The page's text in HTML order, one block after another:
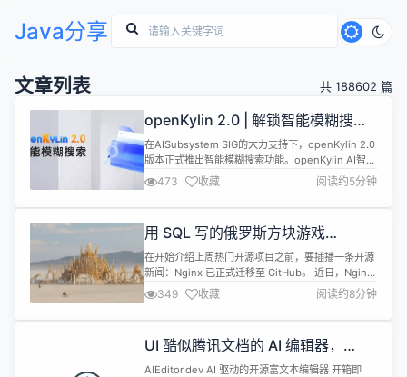
Java分享
文章列表 共 188602 篇
openKylin 2.0 | 解锁智能模糊搜
索，语义驱动精准检索
在AISubsystem SIG的大力支持下，openKylin 2.0
版本正式推出智能模糊搜索功能。openKylin AI智能
模糊搜索实现跨模态搜索功能，在面对海量数据和多
样化的信息形式时，实现了“以文搜文”和“以文搜图”
的革新体验。 当你忘记要搜索的文件的准确信息时，
你进行搜索匹配。跨模态搜索不仅能在不同模...
473 收藏 阅读约5分钟
用 SQL 写的俄罗斯方块游戏
「GitHub 热点速览」
在开始介绍上周热门开源项目之前，要插播一条开源
新闻：Nginx 已正式迁移至 GitHub。 近日，Nginx
官方宣布将 Nginx 开源项目，从 Mercurial 迁移至
GitHub 代码托管平台，并开始接受 PR 形式的贡
献、Issues 问题反馈和功能请求等，GitHub 上的
349 收藏 阅读约8分钟
UI 酷似腾讯文档的 AI 编辑器，
AiEditor v1.1.0 发布
AIEditor.dev AI 驱动的开源富文本编辑器 开箱即